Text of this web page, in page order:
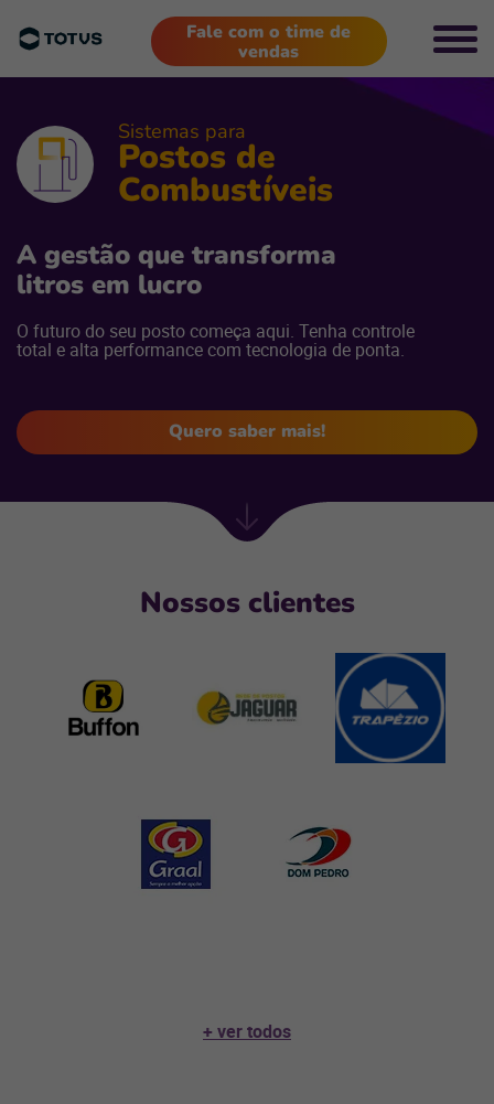
Fale com o time de
vendas
Sistemas para
Postos de
Combustíveis
A gestão que transforma
litros em lucro
O futuro do seu posto começa aqui. Tenha controle
total e alta performance com tecnologia de ponta.
Quero saber mais!
Nossos clientes
+ ver todos
Próxima